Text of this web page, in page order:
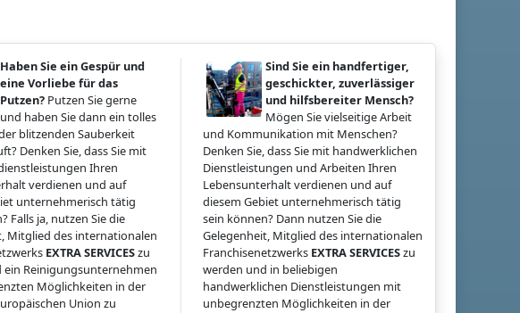
Haben Sie ein Gespür und
eine Vorliebe für das
Putzen? Putzen Sie gerne
und haben Sie dann ein tolles
blitzenden Sauberkeit
Denken Sie, dass Sie mit
Ihren
verdienen und auf
unternehmerisch tätig
Falls ja, nutzen Sie die
Mitglied des internationalen
EXTRA SERVICESzu
ein Reinigungsunternehmen
Möglichkeiten in der
Union zu
Sind Sie ein handfertiger,
geschickter, zuverlässiger
und hilfsbereiter Mensch?
Mögen Sie vielseitige Arbeit
und Kommunikation mit Menschen?
Denken Sie, dass Sie mit handwerklichen
Dienstleistungen und Arbeiten Ihren
Lebensunterhalt verdienen und auf
diesem Gebiet unternehmerisch tätig
sein können? Dann nutzen Sie die
Gelegenheit, Mitglied des internationalen
Franchisenetzwerks EXTRA SERVICESzu
werden und in beliebigen
handwerklichen Dienstleistungen mit
unbegrenzten Möglichkeiten in der